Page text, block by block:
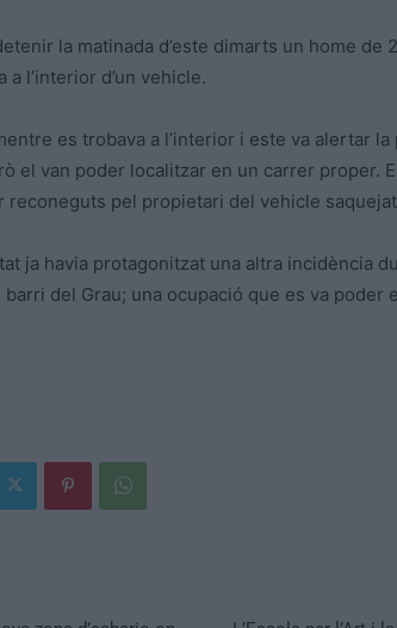
la matinada d’este dimarts un home de
l’interior d’un vehicle.
es trobava a l’interior i este va alertar la
el van poder localitzar en un carrer proper.
reconeguts pel propietari del vehicle
ja havia protagonitzat una altra incidència
del Grau; una ocupació que es va poder